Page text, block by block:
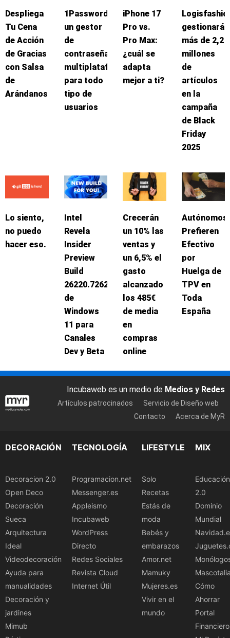
Despliega
Tu Cena
de Acción
de Gracias
con Salsa
de
Arándanos
1Password:
un gestor
de
contraseñas
multiplataforma
para todo
tipo de
usuarios
iPhone 17
Pro vs.
Pro Max:
¿cuál se
adapta
mejor a ti?
gestionará
más de 2,2
millones
de
artículos
en la
campaña
de Black
Friday
2025
Lo siento,
no puedo
hacer eso.
Intel
Revela
Insider
Preview
Build
26220.7262
de
Windows
11 para
Canales
Dev y Beta
Crecerán
un 10% las
ventas y
un 6,5% el
gasto
alcanzado
los 485€
de media
en
compras
online
Autónomos
Prefieren
Efectivo
por
Huelga de
TPV en
Toda
España
Incubaweb es un medio de Medios y Redes
Artículos patrocinados
Servicio de Diseño web
Contacto
Acerca de MyR
DECORACIÓN
Decoracion 2.0
Open Deco
Decoración
Sueca
Arquitectura
Ideal
Videodecoración
Ayuda para
manualidades
Decoración y
jardines
Mimub
TECNOLOGÍA
Programacion.net
Messenger.es
Appleismo
Incubaweb
WordPress
Directo
Redes Sociales
Revista Cloud
Internet Útil
LIFESTYLE
Solo
Recetas
Estás de
moda
Bebés y
embarazos
Amor.net
Mamuky
Mujeres.es
Vivir en el
mundo
MIX
Educación
2.0
Dominio
Mundial
Cómo
Ahorrar
Portal
Financiero